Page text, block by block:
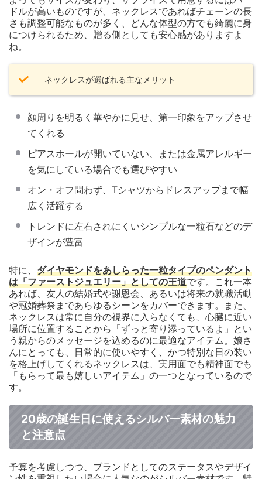
ドルが高いものですが、ネックレスであればチェーンの長
さも調整可能なものが多く、どんな体型の方でも綺麗に身
につけられるため、贈る側としても安心感がありますよ
ね。
ネックレスが選ばれる主なメリット
顔周りを明るく華やかに見せ、第一印象をアップさせ
てくれる
ピアスホールが開いていない、または金属アレルギー
を気にしている場合でも選びやすい
オン・オフ問わず、Tシャツからドレスアップまで幅
広く活躍する
トレンドに左右されにくいシンプルな一粒石などのデ
ザインが豊富
特に、 ダイヤモンドをあしらった一粒タイプのペンダント
は「ファーストジュエリー」としての王道です。これ一本
あれば、友人の結婚式や謝恩会、あるいは将来の就職活動
や冠婚葬祭まであらゆるシーンをカバーできます。また、
ネックレスは常に自分の視界に入らなくても、心臓に近い
場所に位置することから「ずっと寄り添っているよ」とい
う親からのメッセージを込めるのに最適なアイテム。娘さ
んにとっても、日常的に使いやすく、かつ特別な日の装い
を格上げしてくれるネックレスは、実用面でも精神面でも
「もらって最も嬉しいアイテム」の一つとなっているので
す。
20歳の誕生日に使えるシルバー素材の魅力
と注意点
予算を考慮しつつ、ブランドとしてのステータスやデザイ